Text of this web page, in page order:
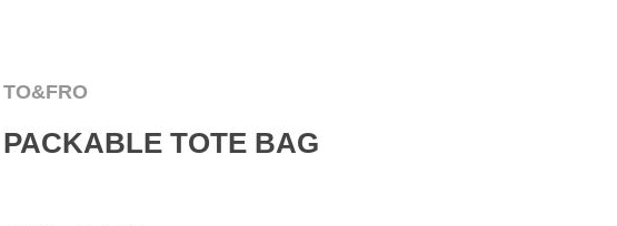
TO&FRO
PACKABLE TOTE BAG